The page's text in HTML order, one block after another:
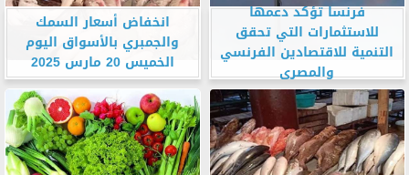
فرنسا تؤكد دعمها
للاستثمارات التي تحقق
التنمية للاقتصادين الفرنسي
والمصري
انخفاض أسعار السمك
والجمبري بالأسواق اليوم
الخميس 20 مارس 2025